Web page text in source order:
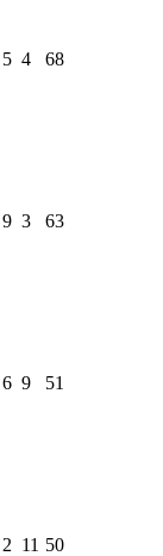
5 4 68
9 3 63
6 9 51
2 11 50